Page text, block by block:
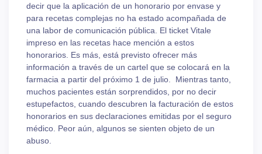
decir que la aplicación de un honorario por envase y
para recetas complejas no ha estado acompañada de
una labor de comunicación pública. El ticket Vitale
impreso en las recetas hace mención a estos
honorarios. Es más, está previsto ofrecer más
información a través de un cartel que se colocará en la
farmacia a partir del próximo 1 de julio. Mientras tanto,
muchos pacientes están sorprendidos, por no decir
estupefactos, cuando descubren la facturación de estos
honorarios en sus declaraciones emitidas por el seguro
médico. Peor aún, algunos se sienten objeto de un
abuso.